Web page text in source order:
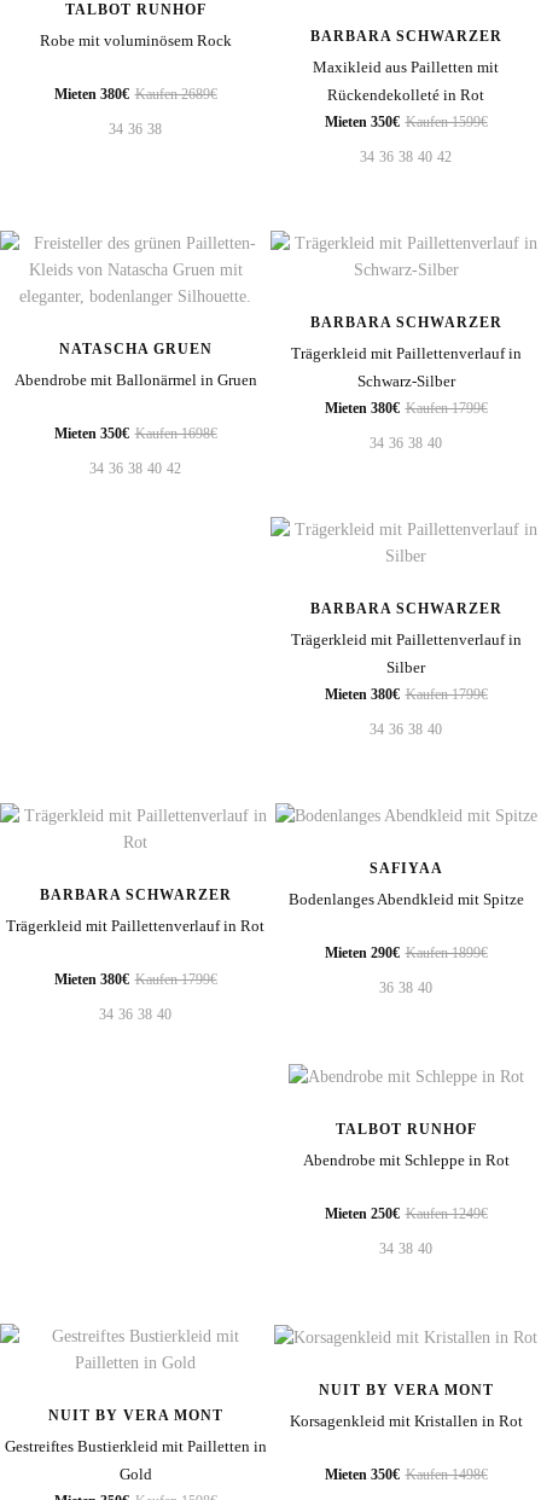
TALBOT RUNHOF
Robe mit voluminösem Rock
Mieten 380€ Kaufen 2689€
34 36 38
BARBARA SCHWARZER
Maxikleid aus Pailletten mit
Rückendekolleté in Rot
Mieten 350€ Kaufen 1599€
34 36 38 40 42
NATASCHA GRUEN
Abendrobe mit Ballonärmel in Gruen
Mieten 350€ Kaufen 1698€
34 36 38 40 42
BARBARA SCHWARZER
Trägerkleid mit Paillettenverlauf in
Schwarz-Silber
Mieten 380€ Kaufen 1799€
34 36 38 40
BARBARA SCHWARZER
Trägerkleid mit Paillettenverlauf in
Silber
Mieten 380€ Kaufen 1799€
34 36 38 40
BARBARA SCHWARZER
Trägerkleid mit Paillettenverlauf in Rot
Mieten 380€ Kaufen 1799€
34 36 38 40
SAFIYAA
Bodenlanges Abendkleid mit Spitze
Mieten 290€ Kaufen 1899€
36 38 40
TALBOT RUNHOF
Abendrobe mit Schleppe in Rot
Mieten 250€ Kaufen 1249€
34 38 40
NUIT BY VERA MONT
Gestreiftes Bustierkleid mit Pailletten in
Gold
NUIT BY VERA MONT
Korsagenkleid mit Kristallen in Rot
Mieten 350€ Kaufen 1498€